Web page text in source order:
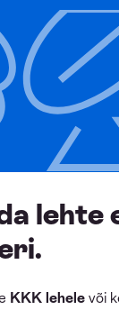
lehte
KKK lehele või